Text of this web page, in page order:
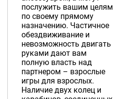
послужить вашим целям
по своему прямому
назначению. Частичное
обездвиживание и
невозможность двигать
руками дают вам
полную власть над
партнером – взрослые
игры для взрослых.
Наличие двух колец и